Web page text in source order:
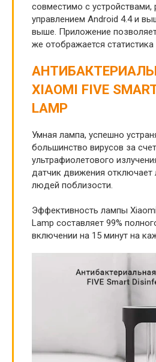
совместимо с
управлением Android 4.4 и
выше. Приложение
же отображается
XIAOMI FIVE
LAMP
Умная лампа, успешно
большинство вирусов за
ультрафиолетового
датчик движения отключает
людей поблизости.
Эффективность лампы
Lamp составляет 99%
включении на 15 минут на